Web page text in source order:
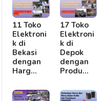
11 Toko
Elektroni
k di
Bekasi
dengan
Harg…
17 Toko
Elektroni
k di
Depok
dengan
Produ…